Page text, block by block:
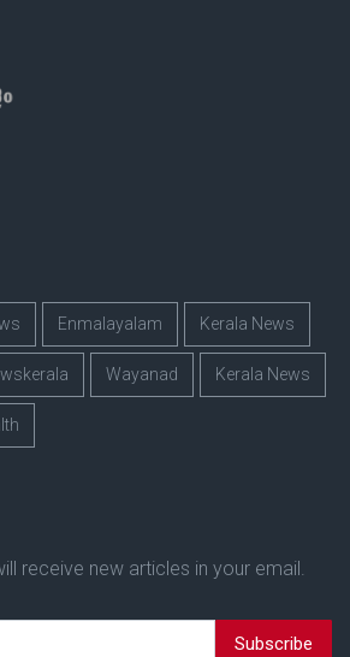
Enmalayalam Kerala News
Wayanad Kerala News
receive new articles in your email.
Subscribe